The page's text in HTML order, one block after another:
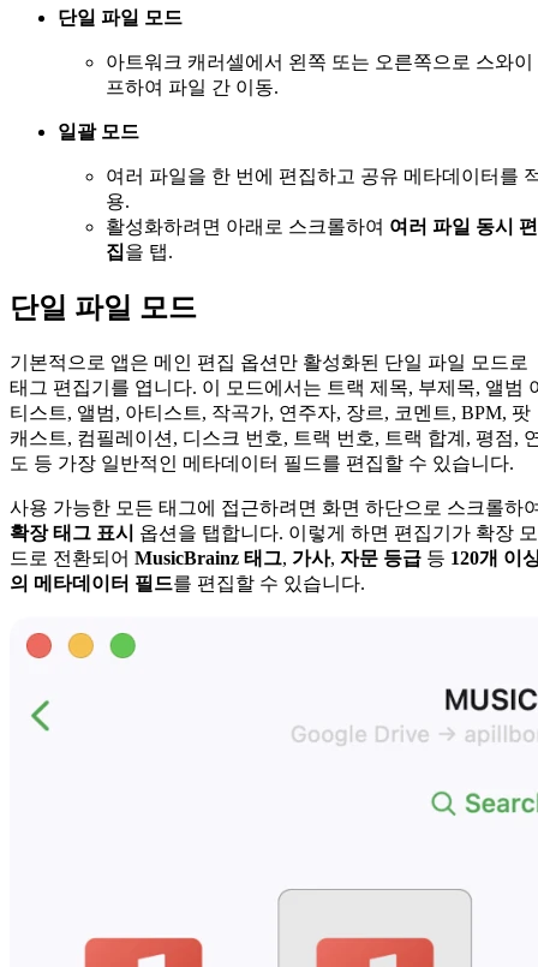
단일 파일 모드
아트워크 캐러셀에서 왼쪽 또는 오른쪽으로 스와이
프하여 파일 간 이동.
일괄 모드
여러 파일을 한 번에 편집하고 공유 메타데이터를
용.
활성화하려면 아래로 스크롤하여 여러 파일 동시 편
집을 탭.
단일 파일 모드
기본적으로 앱은 메인 편집 옵션만 활성화된 단일 파일 모드로
태그 편집기를 엽니다. 이 모드에서는 트랙 제목, 부제목, 앨범
티스트, 앨범, 아티스트, 작곡가, 연주자, 장르, 코멘트, BPM, 팟
캐스트, 컴필레이션, 디스크 번호, 트랙 번호, 트랙 합계, 평점,
도 등 가장 일반적인 메타데이터 필드를 편집할 수 있습니다.
사용 가능한 모든 태그에 접근하려면 화면 하단으로 스크롤하
확장 태그 표시
옵션을 탭합니다. 이렇게 하면 편집기가 확장 모
드로 전환되어 MusicBrainz 태그, 가사, 자문 등급 등 120개 이
의 메타데이터 필드를 편집할 수 있습니다.